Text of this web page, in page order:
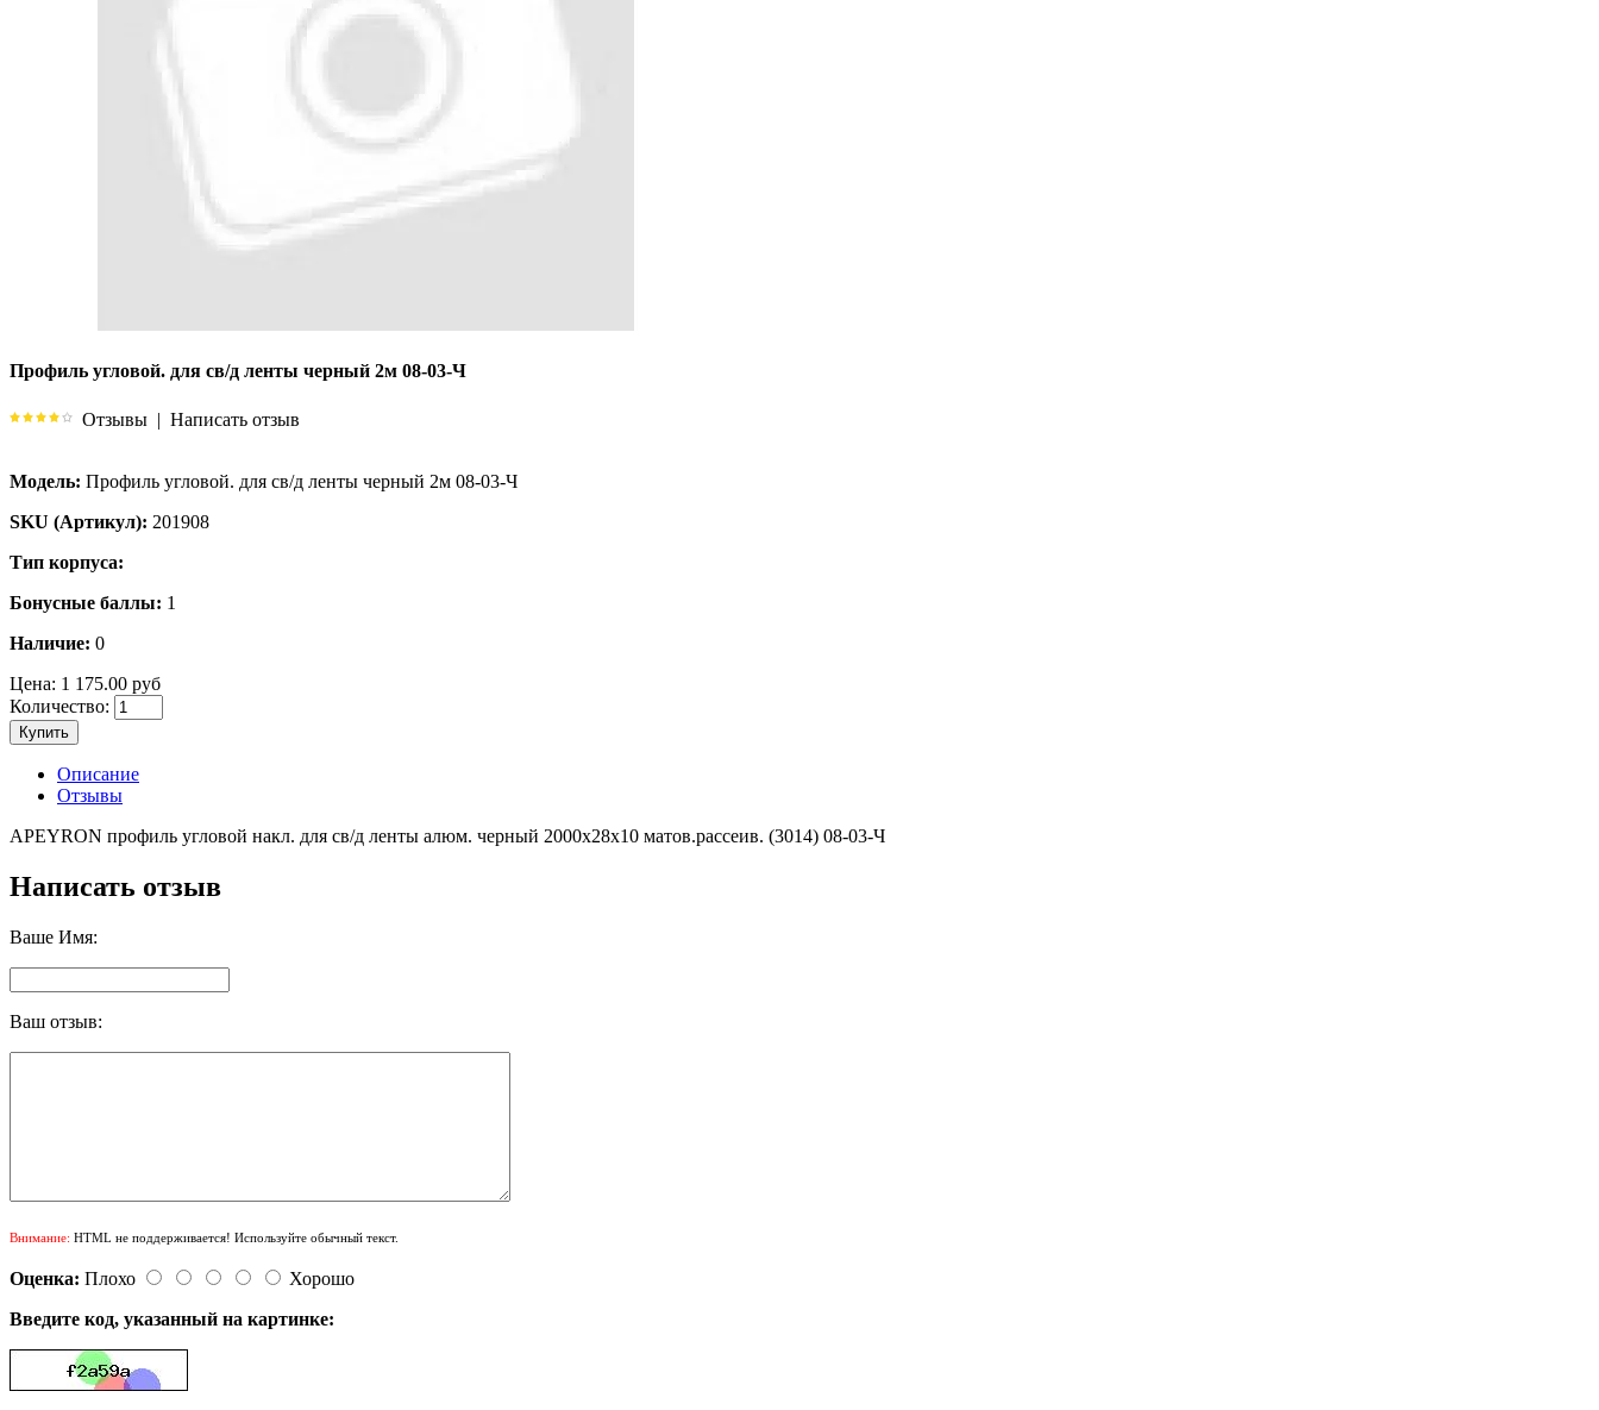
Профиль угловой. для св/д ленты черный 2м 08-03-Ч
Отзывы | Написать отзыв
Модель: Профиль угловой. для св/д ленты черный 2м 08-03-Ч
SKU (Артикул): 201908
Тип корпуса:
Бонусные баллы: 1
Наличие: 0
Цена: 1 175.00 руб
Количество:
Купить
Описание
Отзывы
APEYRON профиль угловой накл. для св/д ленты алюм. черный 2000x28х10 матов.рассеив. (3014) 08-03-Ч
Написать отзыв
Ваше Имя:
Ваш отзыв:
Внимание: HTML не поддерживается! Используйте обычный текст.
Оценка: Плохо
Хорошо
Введите код, указанный на картинке: